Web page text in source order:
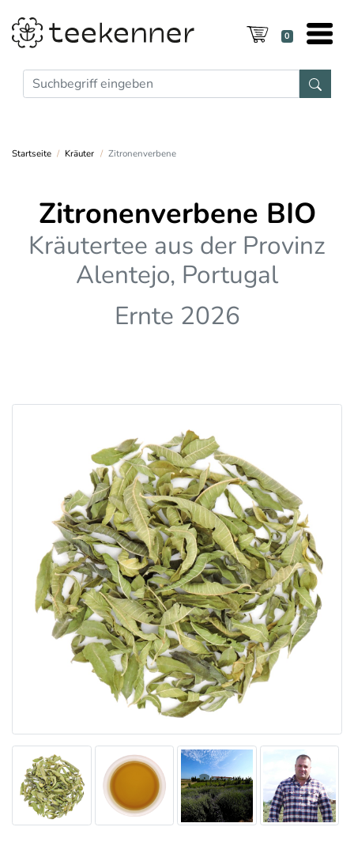
0
Startseite Kräuter Zitronenverbene
Zitronenverbene BIO
Kräutertee aus der Provinz
Alentejo, Portugal
Ernte 2026